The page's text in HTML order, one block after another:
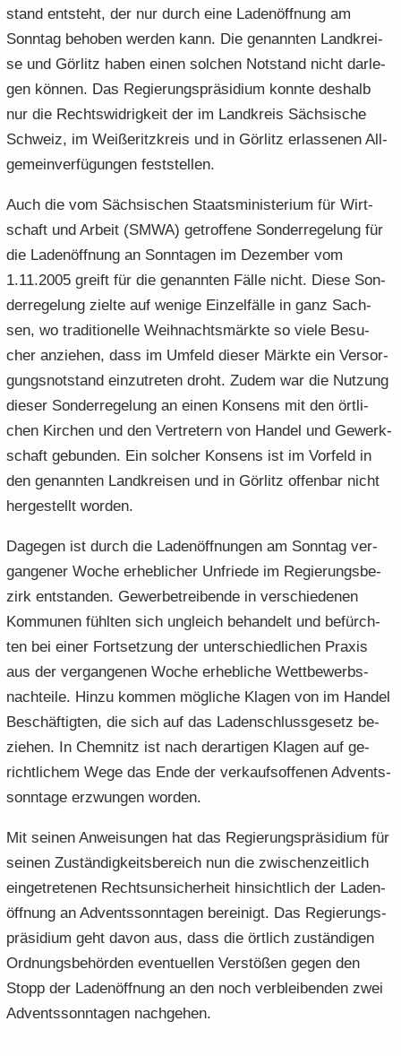
stand ent­steht, der nur durch eine La­den­öff­nung am
Sonn­tag be­ho­ben wer­den kann. Die ge­nann­ten Land­krei­
se und Gör­litz haben einen sol­chen Not­stand nicht dar­le­
gen kön­nen. Das Re­gie­rungs­prä­si­di­um konn­te des­halb
nur die Rechts­wid­rig­keit der im Land­kreis Säch­si­sche
Schweiz, im Wei­ße­ritz­kreis und in Gör­litz er­las­se­nen All­
ge­mein­ver­fü­gun­gen fest­stel­len.
Auch die vom Säch­si­schen Staats­mi­nis­te­ri­um für Wirt­
schaft und Ar­beit (SMWA) ge­trof­fe­ne Son­der­re­ge­lung für
die La­den­öff­nung an Sonn­ta­gen im De­zem­ber vom
1.11.2005 greift für die ge­nann­ten Fälle nicht. Diese Son­
der­re­ge­lung ziel­te auf we­ni­ge Ein­zel­fäl­le in ganz Sach­
sen, wo tra­di­tio­nel­le Weih­nachts­märk­te so viele Be­su­
cher an­zie­hen, dass im Um­feld die­ser Märk­te ein Ver­sor­
gungs­not­stand ein­zu­tre­ten droht. Zudem war die Nut­zung
die­ser Son­der­re­ge­lung an einen Kon­sens mit den ört­li­
chen Kir­chen und den Ver­tre­tern von Han­del und Ge­werk­
schaft ge­bun­den. Ein sol­cher Kon­sens ist im Vor­feld in
den ge­nann­ten Land­krei­sen und in Gör­litz of­fen­bar nicht
her­ge­stellt wor­den.
Da­ge­gen ist durch die La­den­öff­nun­gen am Sonn­tag ver­
gan­ge­ner Woche er­heb­li­cher Un­frie­de im Re­gie­rungs­be­
zirk ent­stan­den. Ge­wer­be­trei­ben­de in ver­schie­de­nen
Kom­mu­nen fühl­ten sich un­gleich be­han­delt und be­fürch­
ten bei einer Fort­set­zung der un­ter­schied­li­chen Pra­xis
aus der ver­gan­ge­nen Woche er­heb­li­che Wett­be­werbs­
nach­tei­le. Hinzu kom­men mög­li­che Kla­gen von im Han­del
Be­schäf­tig­ten, die sich auf das La­den­schluss­ge­setz be­
zie­hen. In Chem­nitz ist nach der­ar­ti­gen Kla­gen auf ge­
richt­li­chem Wege das Ende der ver­kaufs­of­fe­nen Ad­vents­
sonn­ta­ge er­zwun­gen wor­den.
Mit sei­nen An­wei­sun­gen hat das Re­gie­rungs­prä­si­di­um für
sei­nen Zu­stän­dig­keits­be­reich nun die zwi­schen­zeit­lich
ein­ge­tre­te­nen Rechts­un­si­cher­heit hin­sicht­lich der La­den­
öff­nung an Ad­vents­sonn­ta­gen be­rei­nigt. Das Re­gie­rungs­
prä­si­di­um geht davon aus, dass die ört­lich zu­stän­di­gen
Ord­nungs­be­hör­den even­tu­el­len Ver­stö­ßen gegen den
Stopp der La­den­öff­nung an den noch ver­blei­ben­den zwei
Ad­vents­sonn­ta­gen nach­ge­hen.